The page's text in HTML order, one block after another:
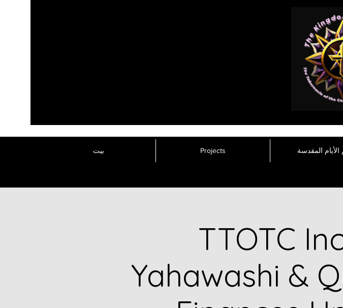
بيت Projects المقدسة
TTOTC
Yahawashi &